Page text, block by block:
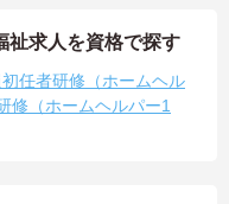
祉求人を資格で探す
任者研修（ホームヘル
修（ホームヘルパー1